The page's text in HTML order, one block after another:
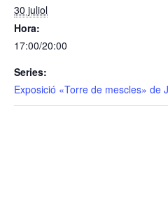
30 juliol
Hora:
17:00/20:00
Series:
Exposició «Torre de mescles» de